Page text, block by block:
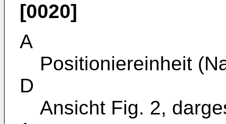
[0020]
A
Positioniereinheit
D
Ansicht Fig. 2,